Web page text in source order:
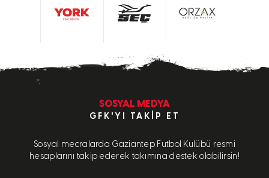
SOSYAL MEDYA
GFK'YI TAKIP ET
Sosyal mecralarda Gaziantep Futbol Kulübü resmi
hesaplarını takip ederek takımına destek olabilirsin!